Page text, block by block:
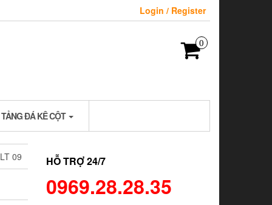
Login / Register
0
ĐÁ KÊ CỘT
09 HỖ TRỢ 24/7
0969.28.28.35